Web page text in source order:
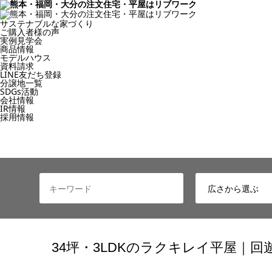
サステナブルな家づくり
ご購入者様の声
実例見学会
商品情報
モデルハウス
資料請求
LINE友だち登録
分譲地一覧
SDGs活動
会社情報
IR情報
採用情報
34坪・3LDKのラクキレイ平屋｜回